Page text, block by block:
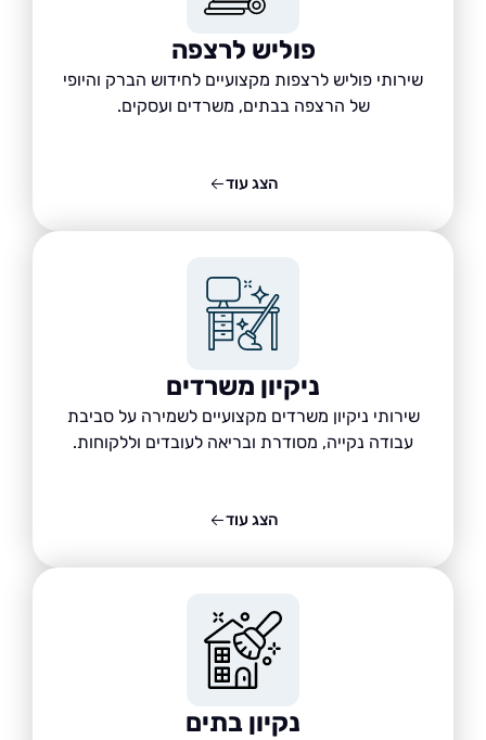
פוליש לרצפה
שירותי פוליש לרצפות מקצועיים לחידוש הברק והיופי
של הרצפה בבתים, משרדים ועסקים.
ניקיון משרדים
שירותי ניקיון משרדים מקצועיים לשמירה על סביבת
עבודה נקייה, מסודרת ובריאה לעובדים וללקוחות.
נקיון בתים